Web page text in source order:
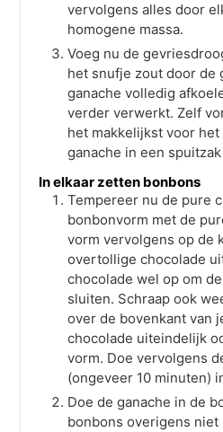
vervolgens alles door
homogene massa.
Voeg nu de
het snufje zout door de
ganache volledig
verder verwerkt. Zelf
het makkelijkst voor
ganache in een
In elkaar zetten bonbons
Tempereer nu de pure
bonbonvorm met de
vorm vervolgens op de
overtollige chocolade
chocolade wel op om
sluiten. Schraap ook
over de bovenkant van
chocolade uiteindelijk
vorm. Doe vervolgens
(ongeveer 10 minuten)
Doe de ganache in de
bonbons overigens niet